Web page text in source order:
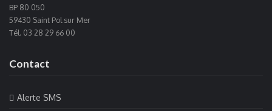
BP 80 050
59430 Saint Pol sur Mer
Tél. 03 28 29 66 00
Contact
Alerte SMS